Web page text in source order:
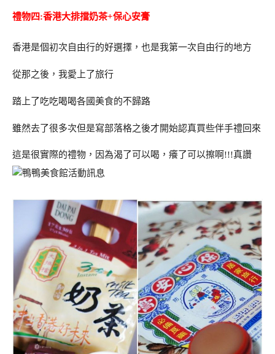
禮物四:香港大排擋奶茶+保心安膏
香港是個初次自由行的好選擇，也是我第一次自由行的地方
從那之後，我愛上了旅行
踏上了吃吃喝喝各國美食的不歸路
雖然去了很多次但是寫部落格之後才開始認真買些伴手禮回來
這是很實際的禮物，因為渴了可以喝，癢了可以擦啊!!!真讚